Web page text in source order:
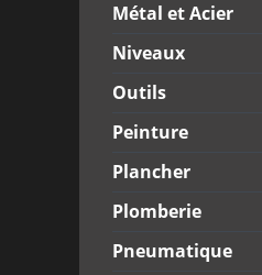
Métal et Acier
Niveaux
Outils
Peinture
Plancher
Plomberie
Pneumatique